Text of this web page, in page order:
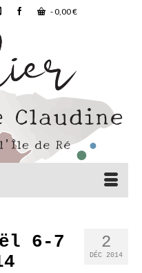
-0,00€
2
DÉC 2014
6-7